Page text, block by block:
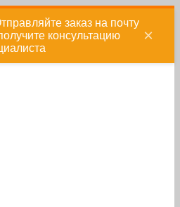
заказ на почту
консультацию
×